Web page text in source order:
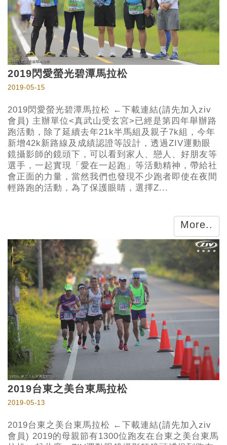
2019閃愛螢光碧潭馬拉松
2019-05-15
2019閃愛螢光碧潭馬拉松 ←下載連結(請先加入ziv
會員) 主辦單位<真武山受玄宮>已經是第四年舉辦路
跑活動，除了延續去年21k半馬組及親子7k組，今年
新增42k新路線及成績認證等設計，透過ZIV運動眼
鏡攝影師的鏡頭下，可以看到家人、戀人、好朋友等
選手，一起實現「愛在一起跑」等活動精神，帶給社
會正面的力量，當然我們也發現不少跑者即使在夜間
輕路跑的活動，為了保護眼睛，選擇Z...
More..
2019台東之美台東馬拉松
2019-05-13
2019台東之美台東馬拉松 ←下載連結(請先加入ziv
會員) 2019的母親節有1300位跑友在台東之美台東馬